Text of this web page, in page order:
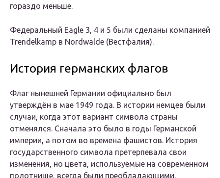
гораздо меньше.
Федеральный Eagle 3, 4 и 5 были сделаны компанией
Trendelkamp в Nordwalde (Вестфалия).
История германских флагов
Флаг нынешней Германии официально был
утверждён в мае 1949 года. В истории немцев были
случаи, когда этот вариант символа страны
отменялся. Сначала это было в годы Германской
империи, а потом во времена фашистов. История
государственного символа претерпевала свои
изменения, но цвета, используемые на современном
полотнище, всегда были преобладающими.